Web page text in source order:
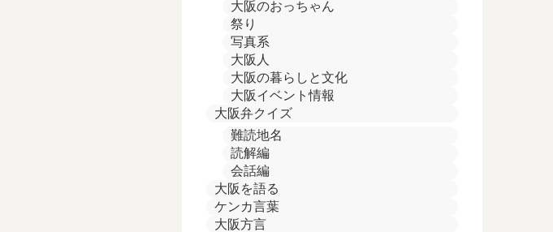
大阪のおっちゃん
祭り
写真系
大阪人
大阪の暮らしと文化
大阪イベント情報
大阪弁クイズ
難読地名
読解編
会話編
大阪を語る
ケンカ言葉
大阪方言